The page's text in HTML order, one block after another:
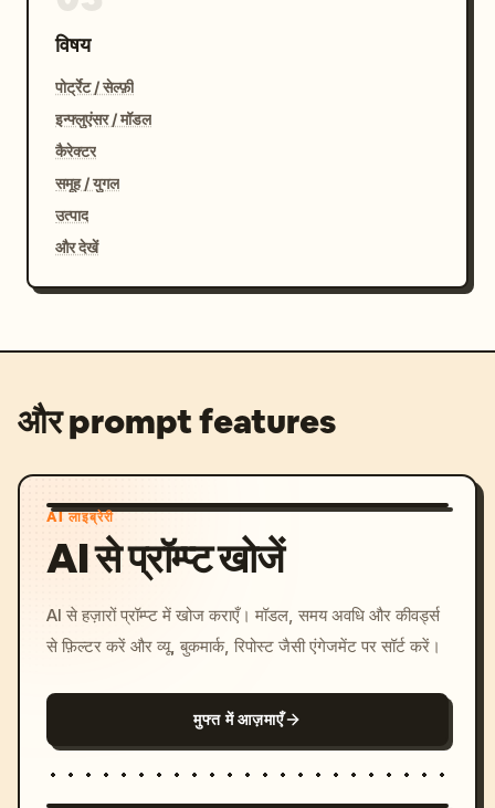
विषय
पोर्ट्रेट / सेल्फ़ी
इन्फ्लुएंसर / मॉडल
कैरेक्टर
समूह / युगल
उत्पाद
और देखें
और prompt features
AI लाइब्रेरी
AI से प्रॉम्प्ट खोजें
AI से हज़ारों प्रॉम्प्ट में खोज कराएँ। मॉडल, समय अवधि और कीवर्ड्स
से फ़िल्टर करें और व्यू, बुकमार्क, रिपोस्ट जैसी एंगेजमेंट पर सॉर्ट करें।
मुफ्त में आज़माएँ